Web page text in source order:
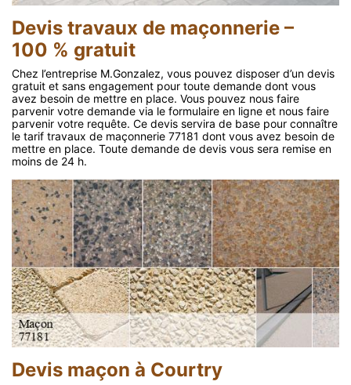
Devis travaux de maçonnerie –
100 % gratuit
Chez l’entreprise M.Gonzalez, vous pouvez disposer d’un devis
gratuit et sans engagement pour toute demande dont vous
avez besoin de mettre en place. Vous pouvez nous faire
parvenir votre demande via le formulaire en ligne et nous faire
parvenir votre requête. Ce devis servira de base pour connaître
le tarif travaux de maçonnerie 77181 dont vous avez besoin de
mettre en place. Toute demande de devis vous sera remise en
moins de 24 h.
Devis maçon à Courtry